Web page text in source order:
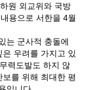
원 외교위와 국방
용으로 서한을 4월
는 군사적 충돌에
우려를 가지고 있
력도발도 하지 않
를 위해 최대한 평